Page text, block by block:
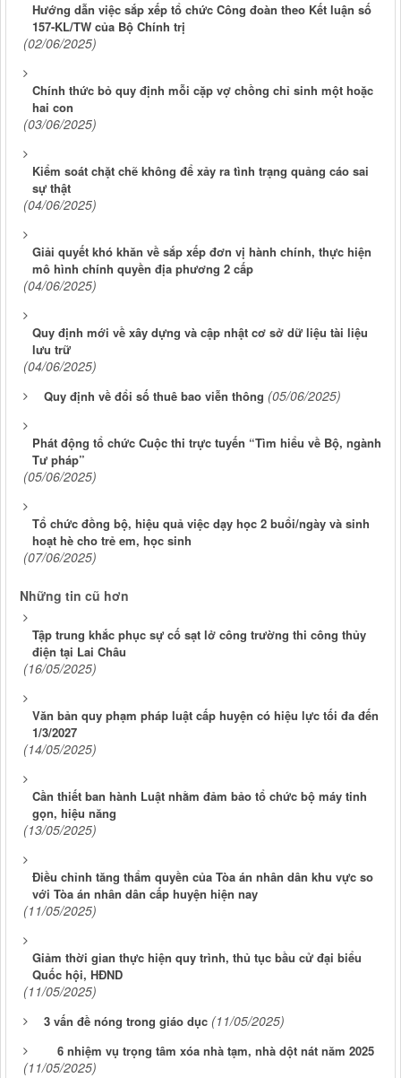
Hướng dẫn việc sắp xếp tổ chức Công đoàn theo Kết luận số
157-KL/TW của Bộ Chính trị
(02/06/2025)
Chính thức bỏ quy định mỗi cặp vợ chồng chỉ sinh một hoặc
hai con
(03/06/2025)
Kiểm soát chặt chẽ không để xảy ra tình trạng quảng cáo sai
sự thật
(04/06/2025)
Giải quyết khó khăn về sắp xếp đơn vị hành chính, thực hiện
mô hình chính quyền địa phương 2 cấp
(04/06/2025)
Quy định mới về xây dựng và cập nhật cơ sở dữ liệu tài liệu
lưu trữ
(04/06/2025)
Quy định về đổi số thuê bao viễn thông (05/06/2025)
Phát động tổ chức Cuộc thi trực tuyến “Tìm hiểu về Bộ, ngành
Tư pháp”
(05/06/2025)
Tổ chức đồng bộ, hiệu quả việc dạy học 2 buổi/ngày và sinh
hoạt hè cho trẻ em, học sinh
(07/06/2025)
Những tin cũ hơn
Tập trung khắc phục sự cố sạt lở công trường thi công thủy
điện tại Lai Châu
(16/05/2025)
Văn bản quy phạm pháp luật cấp huyện có hiệu lực tối đa đến
1/3/2027
(14/05/2025)
Cần thiết ban hành Luật nhằm đảm bảo tổ chức bộ máy tinh
gọn, hiệu năng
(13/05/2025)
Điều chỉnh tăng thẩm quyền của Tòa án nhân dân khu vực so
với Tòa án nhân dân cấp huyện hiện nay
(11/05/2025)
Giảm thời gian thực hiện quy trình, thủ tục bầu cử đại biểu
Quốc hội, HĐND
(11/05/2025)
3 vấn đề nóng trong giáo dục (11/05/2025)
6 nhiệm vụ trọng tâm xóa nhà tạm, nhà dột nát năm 2025
(11/05/2025)